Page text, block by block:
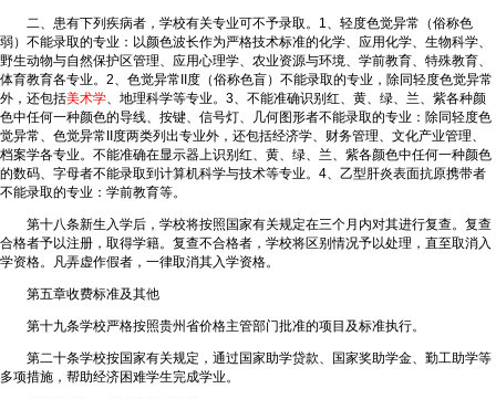
二、患有下列疾病者，学校有关专业可不予录取。1、轻度色觉异常（俗称色
弱）不能录取的专业：以颜色波长作为严格技术标准的化学、应用化学、生物科学、
野生动物与自然保护区管理、应用心理学、农业资源与环境、学前教育、特殊教育、
体育教育各专业。2、色觉异常II度（俗称色盲）不能录取的专业，除同轻度色觉异常
外，还包括美术学、地理科学等专业。3、不能准确识别红、黄、绿、兰、紫各种颜
色中任何一种颜色的导线、按键、信号灯、几何图形者不能录取的专业：除同轻度色
觉异常、色觉异常II度两类列出专业外，还包括经济学、财务管理、文化产业管理、
档案学各专业。不能准确在显示器上识别红、黄、绿、兰、紫各颜色中任何一种颜色
的数码、字母者不能录取到计算机科学与技术等专业。4、乙型肝炎表面抗原携带者
不能录取的专业：学前教育等。
第十八条新生入学后，学校将按照国家有关规定在三个月内对其进行复查。复查
合格者予以注册，取得学籍。复查不合格者，学校将区别情况予以处理，直至取消入
学资格。凡弄虚作假者，一律取消其入学资格。
第五章收费标准及其他
第十九条学校严格按照贵州省价格主管部门批准的项目及标准执行。
第二十条学校按国家有关规定，通过国家助学贷款、国家奖助学金、勤工助学等
多项措施，帮助经济困难学生完成学业。